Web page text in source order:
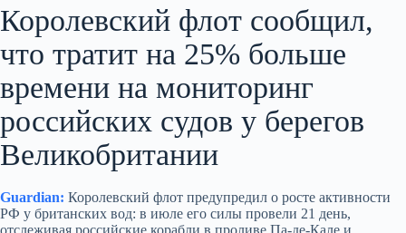
Королевский флот сообщил,
что тратит на 25% больше
времени на мониторинг
российских судов у берегов
Великобритании
Guardian: Королевский флот предупредил о росте активности
РФ у британских вод: в июле его силы провели 21 день,
отслеживая российские корабли в проливе Па-де-Кале и